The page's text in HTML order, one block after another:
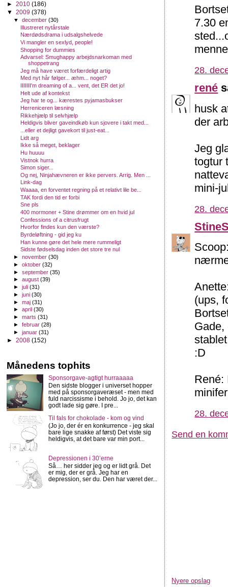
7.30
28.
rené
husk
der
Jeg
togtur
mini-
28.
(ups,
Gade,
:D
René:
28.
Send en
Nyere opslag
► 2010 (186)
▼ 2009 (378)
▼december(30)
Illustreret nytårstale
Nærdødsdrama i udsalgshelvede
Vi mangler en sexlyd, people!
Shopping for dummies
Advarsel: Smughappy arbejdsnarkoman med
shoppetrang
Jeg må have været forfærdeligt artig
Med nyt hår følger... æhm... noget?
IIIIIII'm dreaming of a... vent, det ER det jo!
Helt ude af kontekst
Jeg har te og... kærestes pyjamasbukser
Herreniceren læsning
Rikkehjælp til selvhjælp
Heldigvis bliver gaveindkøb kun sjovere i takt med...
...eller et dejligt gavekort til just-eat...
Lidt arg
Ikke så meget, beklager
Hu huuuu
Vistnok hurra
Simon siger...
Og nej, Ninjahævneren er ikke pervers. Arrig. Men ...
Link-dag
Waaaa, en forventet regning på et relativt lile be...
TAK fordi den tid er forbi
Sne pls
400 mormoner + Stine drømmer om en hvid jul
Confessions of a citrusfrugt
Hvorfor findes kun den værste?
Byrdeløftning - gid jeg ku
Han kunne gøre det hele mere rummeligt
Sidste fødselsdag inden det store tre nul
►november(30)
►oktober(32)
►september(35)
►august(39)
►juli(31)
►juni(30)
►maj(31)
►april(30)
►marts(31)
►februar(28)
►januar(31)
► 2008 (152)
Månedens tophits
Sponsorgave-agtigt hurraaaaa
Den sidste blogger i universet hopper
med på sponsorgaveræset - men med
fuld narcissisme i behold. Jo jo, det kan
godt lade sig gøre. I pre...
Til fals for chokolade - kom og vind
(Jo jo, der ér en konkurrence - jeg skal
bare lige snakke af først) Det viste sig
heldigvis, at det bare var min port...
Depressionen i 30’erne
Så… her sidder jeg og er lidt grå. Det
er mig, der er grå. Jeg har en
depression, ser du. Den har været der...